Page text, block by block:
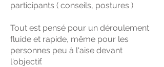
participants ( conseils, postures )
Tout est pensé pour un déroulement
fluide et rapide, même pour les
personnes peu à l'aise devant
l'objectif.